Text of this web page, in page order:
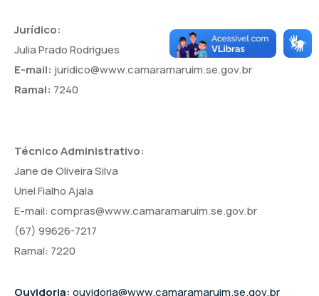
Jurídico:
Julia Prado Rodrigues
E-mail: juridico@www.camaramaruim.se.gov.br
Ramal: 7240
Técnico Administrativo:
Jane de Oliveira Silva
Uriel Fialho Ajala
E-mail: compras@www.camaramaruim.se.gov.br
(67) 99626-7217
Ramal: 7220
Ouvidoria: ouvidoria@www.camaramaruim.se.gov.br